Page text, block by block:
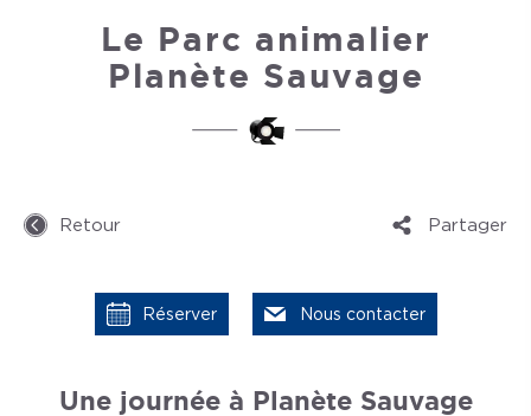
Le Parc animalier
Planète Sauvage
Retour Partager
Réserver Nous contacter
Une journée à Planète Sauvage